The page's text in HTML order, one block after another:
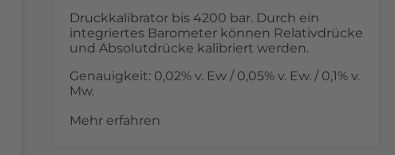
Druckkalibrator bis 4200 bar. Durch ein
integriertes Barometer können Relativdrücke
und Absolutdrücke kalibriert werden.
Genauigkeit: 0,02% v. Ew / 0,05% v. Ew. / 0,1% v.
Mw.
Mehr erfahren